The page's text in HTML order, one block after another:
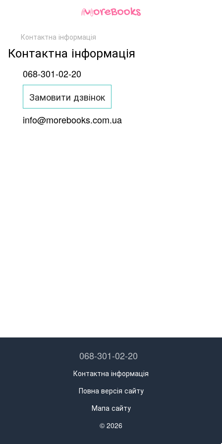
Контактна інформація
Контактна інформація
068-301-02-20
Замовити дзвінок
info@morebooks.com.ua
068-301-02-20
Контактна інформація
Повна версія сайту
Мапа сайту
© 2026